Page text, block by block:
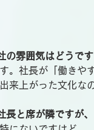
の雰囲気はどうで
。社長が「働きや
来上がった文化な
と席が隣ですが